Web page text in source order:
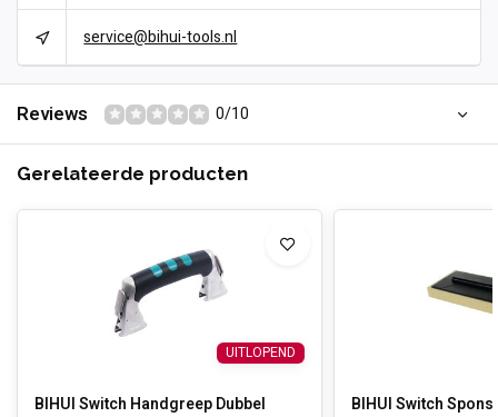
service@bihui-tools.nl
Reviews 0/10
Gerelateerde producten
UITLOPEND
BIHUI Switch Handgreep Dubbel BIHUI Switch